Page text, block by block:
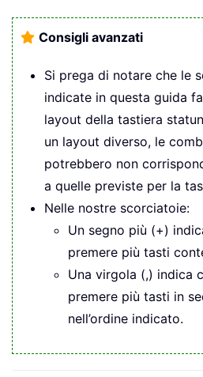
Consigli avanzati
Si prega di notare che le
indicate in questa guida
layout della tastiera
un layout diverso, le
potrebbero non
a quelle previste per la
Nelle nostre scorciatoie:
Un segno più (+)
premere più tasti
Una virgola (,) indica
premere più tasti in
nell’ordine indicato.